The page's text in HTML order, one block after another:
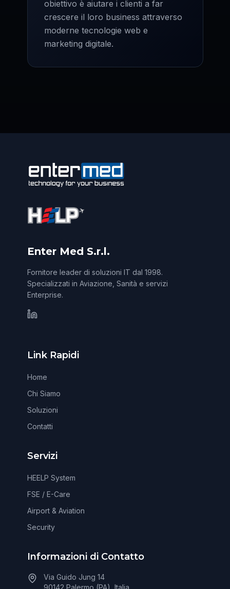
obiettivo è aiutare i clienti a far
crescere il loro business attraverso
moderne tecnologie web e
marketing digitale.
Enter Med S.r.l.
Fornitore leader di soluzioni IT dal 1998.
Specializzati in Aviazione, Sanità e servizi
Enterprise.
Link Rapidi
Home
Chi Siamo
Soluzioni
Contatti
Servizi
HEELP System
FSE / E-Care
Airport & Aviation
Security
Informazioni di Contatto
Via Guido Jung 14
90142 Palermo (PA), Italia